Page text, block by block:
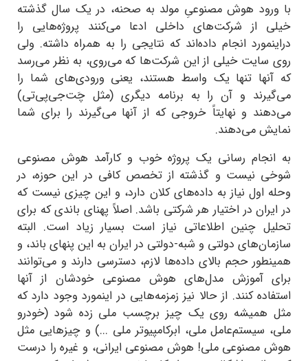
با ورود هوش مصنوعیِ مولد به صحنه، در یک سال گذشته
خیلی از شرکت‌های داخلی ادعا می‌کنند پروژه‌هایی را
دراینمورد انجام داده‌اند که نتایجی را به همراه داشته. ولی
روی سایت خیلی از این شرکت‌ها که می‌روی، به نظر می‌رسد
که آنها تنها یک واسط هستند، یعنی ورودی‌های شما را
می‌گیرند و آن را به برنامه دیگری (مثل چَت‌جی‌پی‌تی)
می‌دهند و نهایتاً خروجی که از آنها می‌گیرند را برای شما
نمایش می‌دهند.
به انجام رسانی یک پروژه خوب و کارآمد هوش مصنوعی
شوخی نیست و گذشته از تخصص کافی در این حوزه، در
وحله اول نیاز به داده‌های کلان دارد، و این چیزی نیست که
در ایران در اختیار هر شرکتی باشد. اصلاً پهنای باندی که برای
تحلیل چنین اطلاعاتی نیاز است بسیار زیاد است. البته
سازمان‌های دولتی و شبه‌-دولتی در ایران به این پنهای باند، و
همینطور حجم بالای داده‌ها لازم، دسترسی دارند و می‌توانند
برای آموزش مدل‌های هوش مصنوعی خودشان از آنها
استفاده کنند. از حالا نیز زمزمه‌هایی در اینمورد وجود دارد که
مثل همیشه روی یک چیز برچسب ملی زده شود (خودرو
ملی، سیستم‌عامل ملی، ابرکامپیوتر ملی ...) و چیزهایی مثل
هوش مصنوعی ملی! هوش مصنوعی ایرانی، و غیره را درست